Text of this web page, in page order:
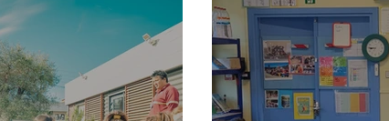
TOURISME ARCHIVES ET PATRIMOINE
Activité culture & musique FETES &